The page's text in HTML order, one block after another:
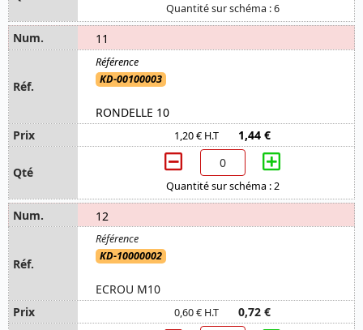
Quantité sur schéma : 6
11
KD-00100003
RONDELLE 10
1,20 € H.T 1,44 €
Quantité sur schéma : 2
12
KD-10000002
ECROU M10
0,60 € H.T 0,72 €